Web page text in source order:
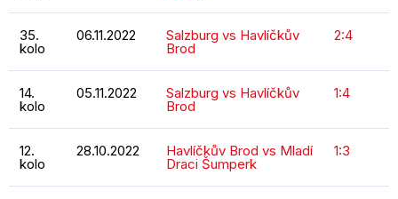
35.
kolo
06.11.2022 Salzburg vs Havlíčkův
Brod
2:4
14.
kolo
05.11.2022 Salzburg vs Havlíčkův
Brod
1:4
12.
kolo
28.10.2022 Havlíčkův Brod vs Mladí
Draci Šumperk
1:3